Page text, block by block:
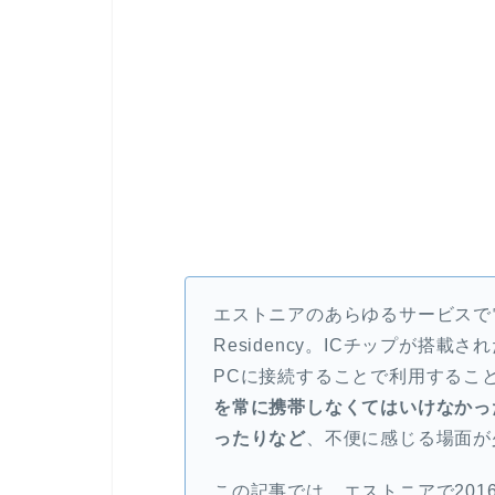
エストニアのあらゆるサービス
Residency。ICチップが搭載さ
PCに接続することで利用するこ
を常に携帯しなくてはいけなか
ったりなど、不便に感じる場面
この記事では、エストニアで